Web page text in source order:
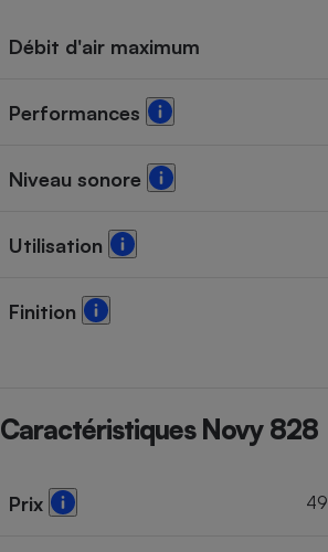
Débit d'air maximum
Performances
Niveau sonore
Utilisation
Finition
Caractéristiques Novy 828
Prix